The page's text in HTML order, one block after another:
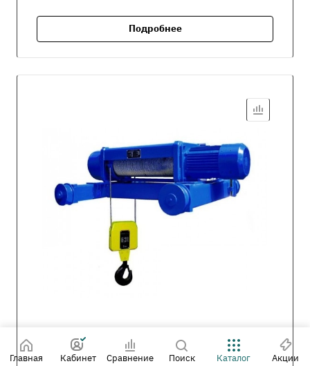
Подробнее
Главная Кабинет Сравнение Поиск Каталог Акции